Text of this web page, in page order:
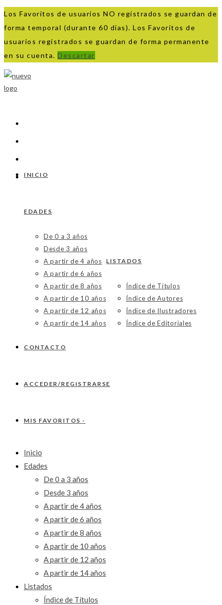
Los Favoritos de usuarios NO registrados se guardan de
forma temporal (durante 60 días). Los Favoritos de
usuarios registrados se guardan de forma permanente
en su cuenta. Descartar
Ir
al
INICIO
EDADES
De 0 a 3 años
Desde 3 años
A partir de 4 años
A partir de 6 años
A partir de 8 años
A partir de 10 años
A partir de 12 años
A partir de 14 años
LISTADOS
Índice de Títulos
Índice de Autores
Índice de Ilustradores
Índice de Editoriales
CONTACTO
ACCEDER/REGISTRARSE
MIS FAVORITOS -
Inicio
Edades
De 0 a 3 años
Desde 3 años
A partir de 4 años
A partir de 6 años
A partir de 8 años
A partir de 10 años
A partir de 12 años
A partir de 14 años
Listados
Índice de Títulos